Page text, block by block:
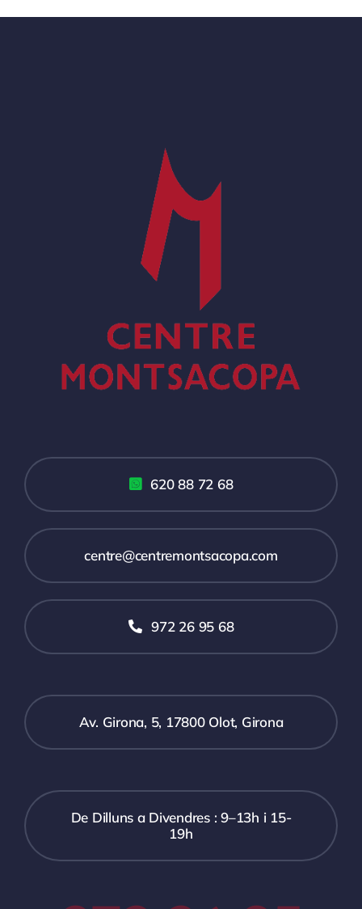
620 88 72 68
centre@centremontsacopa.com
972 26 95 68
Av. Girona, 5, 17800 Olot, Girona
De Dilluns a Divendres : 9–13h i 15-
19h